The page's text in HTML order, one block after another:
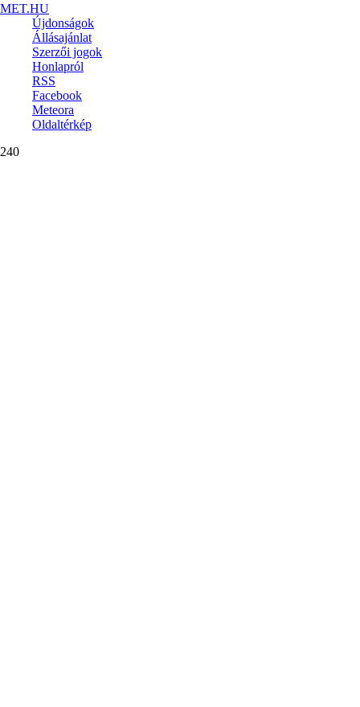
MET.HU
Újdonságok
Állásajánlat
Szerzői jogok
Honlapról
RSS
Facebook
Meteora
Oldaltérkép
240